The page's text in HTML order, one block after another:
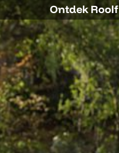
Ontdek Roolf